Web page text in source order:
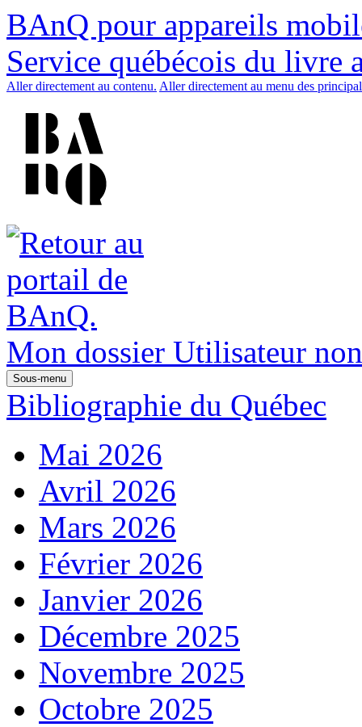
BAnQ pour appareils
Service québécois du livre
Aller directement au contenu. Aller directement au menu des
Mon dossier Utilisateur
Sous-menu
Bibliographie du Québec
Mai 2026
Avril 2026
Mars 2026
Février 2026
Janvier 2026
Décembre 2025
Novembre 2025
Octobre 2025